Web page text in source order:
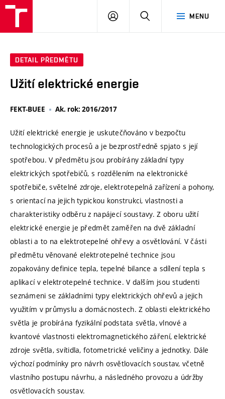
MENU
PŘIHLÁSIT
DETAIL PŘEDMĚTU
Užití elektrické energie
FEKT-BUEE Ak. rok: 2016/2017
Užití elektrické energie je uskutečňováno v bezpočtu
technologických procesů a je bezprostředně spjato s její
spotřebou. V předmětu jsou probírány základní typy
elektrických spotřebičů, s rozdělením na elektronické
spotřebiče, světelné zdroje, elektrotepelná zařízení a pohony,
s orientací na jejich typickou konstrukci, vlastnosti a
charakteristiky odběru z napájecí soustavy. Z oboru užití
elektrické energie je předmět zaměřen na dvě základní
oblasti a to na elektrotepelné ohřevy a osvětlování. V části
předmětu věnované elektrotepelné technice jsou
zopakovány definice tepla, tepelné bilance a sdílení tepla s
aplikací v elektrotepelné technice. V dalším jsou studenti
seznámeni se základními typy elektrických ohřevů a jejich
využitím v průmyslu a domácnostech. Z oblasti elektrického
světla je probírána fyzikální podstata světla, vlnové a
kvantové vlastnosti elektromagnetického záření, elektrické
zdroje světla, svítidla, fotometrické veličiny a jednotky. Dále
výchozí podmínky pro návrh osvětlovacích soustav, včetně
vlastního postupu návrhu, a následného provozu a údržby
osvětlovacích soustav.